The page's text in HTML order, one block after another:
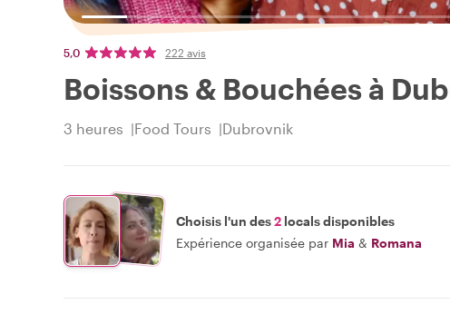
5,0 222 avis
Boissons & Bouchées à
3 heures Food Tours Dubrovnik
Choisis l'un des2 locals disponibles
Expérience organisée par Mia & Romana